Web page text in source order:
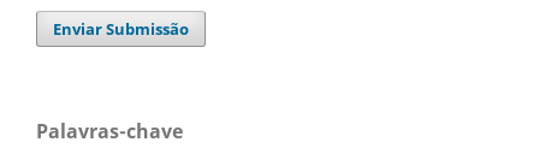
Enviar Submissão
Palavras-chave